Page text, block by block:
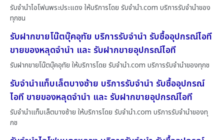
รับจำนำไอโฟนพระประแดง ให้บริการโดย รับจํานํา.com บริการรับจำนำของ
ทุกชน
รับฝากขายโน๊ตบุ๊คอุทัย บริการรับจำนำ รับซื้ออุปกรณ์ไอที
ขายของหลุดจำนำ และ รับฝากขายอุปกรณ์ไอที
รับฝากขายโน๊ตบุ๊คอุทัย ให้บริการโดย รับจํานํา.com บริการรับจำนำของทุกช
รับจำนำแท็บเล็ตบางซ้าย บริการรับจำนำ รับซื้ออุปกรณ์
ไอที ขายของหลุดจำนำ และ รับฝากขายอุปกรณ์ไอที
รับจำนำแท็บเล็ตบางซ้าย ให้บริการโดย รับจํานํา.com บริการรับจำนำของทุ
กช